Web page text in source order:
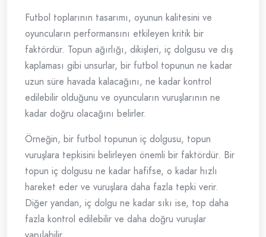
Futbol toplarının tasarımı, oyunun kalitesini ve
oyuncuların performansını etkileyen kritik bir
faktördür. Topun ağırlığı, dikişleri, iç dolgusu ve dış
kaplaması gibi unsurlar, bir futbol topunun ne kadar
uzun süre havada kalacağını, ne kadar kontrol
edilebilir olduğunu ve oyuncuların vuruşlarının ne
kadar doğru olacağını belirler.
Örneğin, bir futbol topunun iç dolgusu, topun
vuruşlara tepkisini belirleyen önemli bir faktördür. Bir
topun iç dolgusu ne kadar hafifse, o kadar hızlı
hareket eder ve vuruşlara daha fazla tepki verir.
Diğer yandan, iç dolgu ne kadar sıkı ise, top daha
fazla kontrol edilebilir ve daha doğru vuruşlar